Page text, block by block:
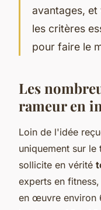
avantages,
les critères
pour faire le
Les
rameur en
Loin de l'idée
uniquement sur
sollicite en vérité
experts en
en œuvre environ